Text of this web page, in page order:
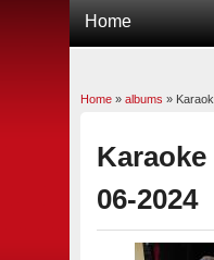
U bent hier
Home » albums »
06-2024